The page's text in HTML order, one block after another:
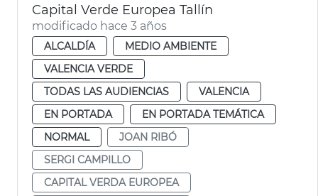
Capital Verde Europea Tallín
modificado hace 3 años
ALCALDÍA
MEDIO AMBIENTE
VALENCIA VERDE
TODAS LAS AUDIENCIAS
VALENCIA
EN PORTADA
EN PORTADA TEMÁTICA
NORMAL
JOAN RIBÓ
SERGI CAMPILLO
CAPITAL VERDA EUROPEA